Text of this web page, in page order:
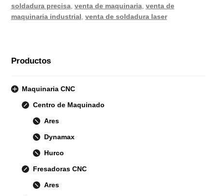
soldadura precisa, venta de maquinaria, venta de
maquinaria industrial venta de soldadura laser
Productos
Maquinaria CNC
Centro de Maquinado
Ares
Dynamax
Hurco
Fresadoras CNC
Ares